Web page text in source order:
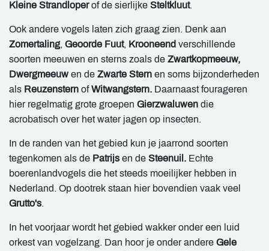
Kleine Strandloperof de sierlijke Steltkluut.
Ook andere vogels laten zich graag zien. Denk aan
Zomertaling, Geoorde Fuut, Krooneend verschillende
soorten meeuwen en sterns zoals de Zwartkopmeeuw,
Dwergmeeuw en de Zwarte Stern en soms bijzonderheden
als Reuzenstern ofWitwangstern. Daarnaast fourageren
hier regelmatig grote groepen Gierzwaluwen die
acrobatisch over het water jagen op insecten.
In de randen van het gebied kun je jaarrond soorten
tegenkomen als de Patrijs en de Steenuil. Echte
boerenlandvogels die het steeds moeilijker hebben in
Nederland. Op dootrek staan hier bovendien vaak veel
Grutto's.
In het voorjaar wordt het gebied wakker onder een luid
orkest van vogelzang. Dan hoor je onder andere Gele